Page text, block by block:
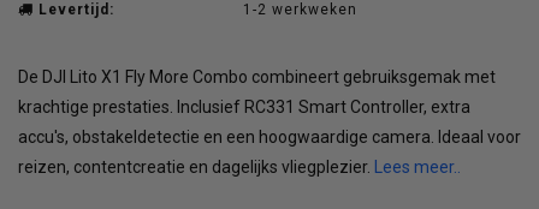
Levertijd:
1-2 werkweken
De DJI Lito X1 Fly More Combo combineert gebruiksgemak met
krachtige prestaties. Inclusief RC331 Smart Controller, extra
accu's, obstakeldetectie en een hoogwaardige camera. Ideaal voor
reizen, contentcreatie en dagelijks vliegplezier. Lees meer..